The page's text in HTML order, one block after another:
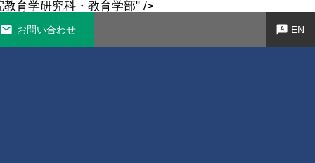
育学研究科・教育学部" />
お問い合わせ EN